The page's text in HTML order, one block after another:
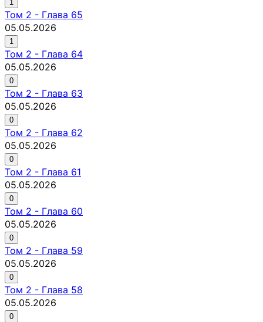
1
Том 2 - Глава 65
05.05.2026
1
Том 2 - Глава 64
05.05.2026
0
Том 2 - Глава 63
05.05.2026
0
Том 2 - Глава 62
05.05.2026
0
Том 2 - Глава 61
05.05.2026
0
Том 2 - Глава 60
05.05.2026
0
Том 2 - Глава 59
05.05.2026
0
Том 2 - Глава 58
05.05.2026
0